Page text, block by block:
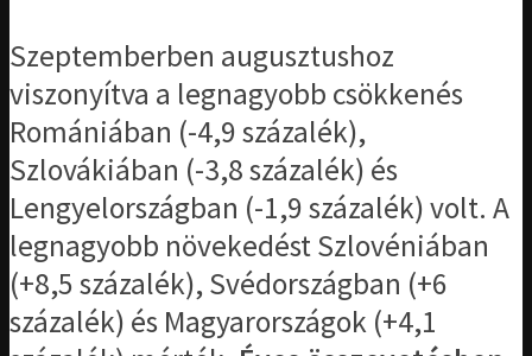
Szeptemberben augusztushoz
viszonyítva a legnagyobb csökkenés
Romániában (-4,9 százalék),
Szlovákiában (-3,8 százalék) és
Lengyelországban (-1,9 százalék) volt. A
legnagyobb növekedést Szlovéniában
(+8,5 százalék), Svédországban (+6
százalék) és Magyarországok (+4,1